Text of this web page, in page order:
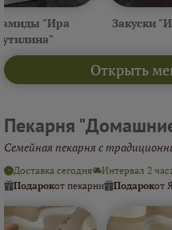
Открыть
"Ира
Закуски
Пекарня
Семейная пекарня с
Доставка сегодня Интервал 2
Подарокот пекарни Подарокот